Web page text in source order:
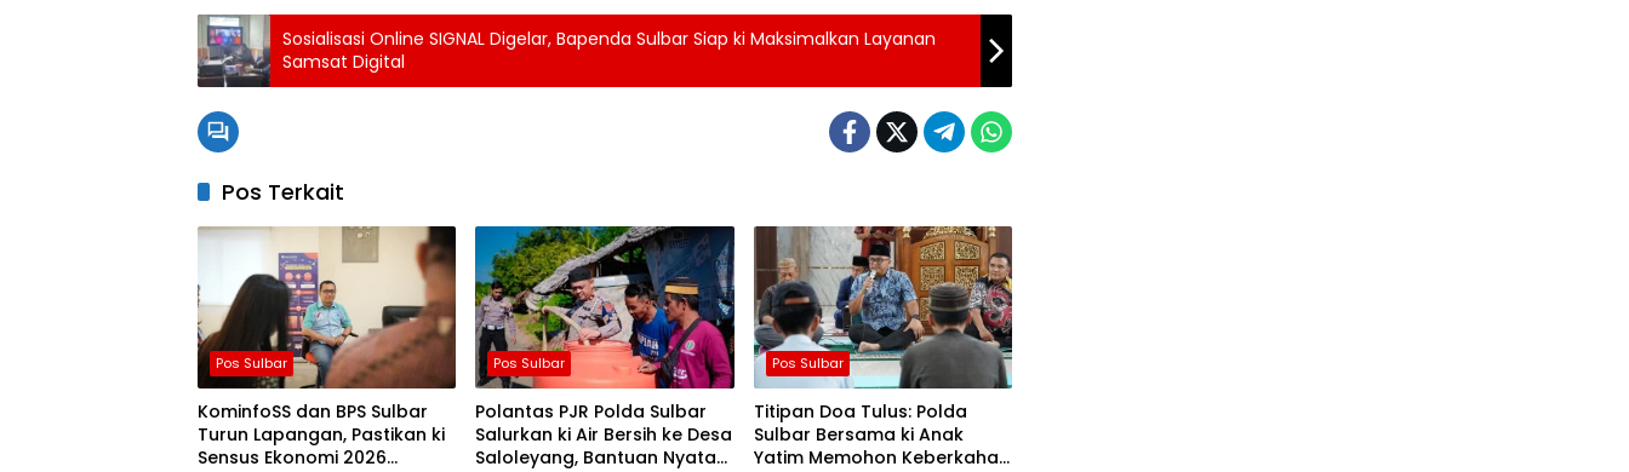
Sosialisasi Online SIGNAL Digelar, Bapenda Sulbar Siap ki Maksimalkan Layanan
Samsat Digital
Pos Terkait
Pos Sulbar
KominfoSS dan BPS Sulbar
Turun Lapangan, Pastikan ki
Sensus Ekonomi 2026
Pos Sulbar
Polantas PJR Polda Sulbar
Salurkan ki Air Bersih ke Desa
Saloleyang, Bantuan Nyata
Pos Sulbar
Titipan Doa Tulus: Polda
Sulbar Bersama ki Anak
Yatim Memohon Keberkahan